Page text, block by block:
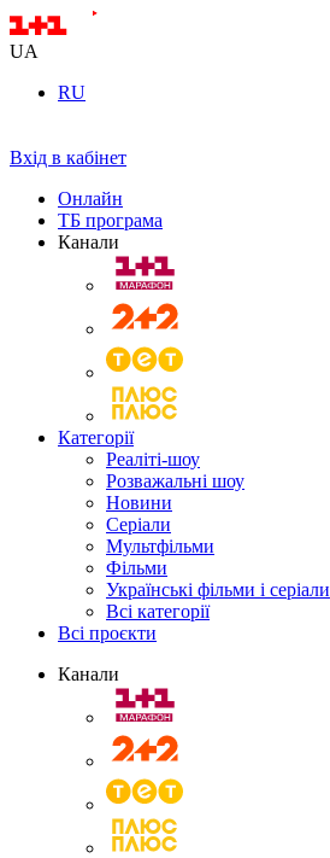
UA
RU
Вхід в кабінет
Онлайн
ТБ програма
Канали
Категорії
Реаліті-шоу
Розважальні шоу
Новини
Серіали
Мультфільми
Фільми
Українські фільми і серіали
Всі категорії
Всі проєкти
Канали